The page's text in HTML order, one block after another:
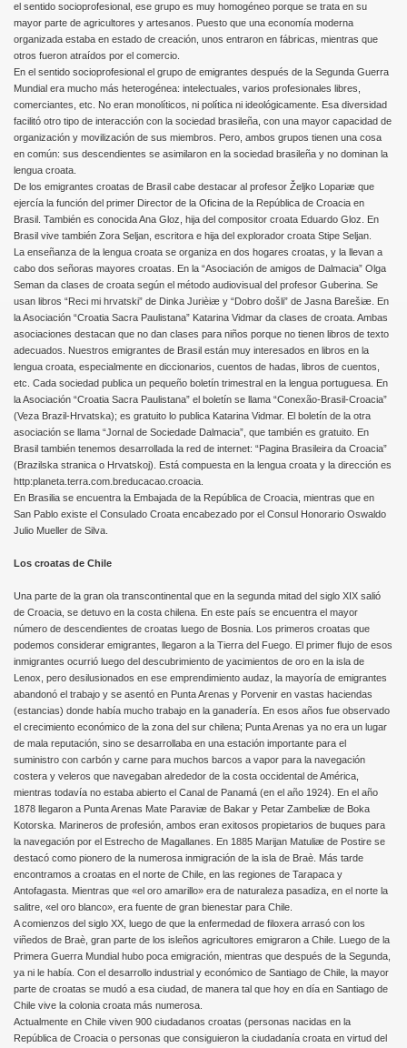
el sentido socioprofesional, ese grupo es muy homogéneo porque se trata en su
mayor parte de agricultores y artesanos. Puesto que una economía moderna
organizada estaba en estado de creación, unos entraron en fábricas, mientras que
otros fueron atraídos por el comercio.
En el sentido socioprofesional el grupo de emigrantes después de la Segunda Guerra
Mundial era mucho más heterogénea: intelectuales, varios profesionales libres,
comerciantes, etc. No eran monolíticos, ni política ni ideológicamente. Esa diversidad
facilitó otro tipo de interacción con la sociedad brasileña, con una mayor capacidad de
organización y movilización de sus miembros. Pero, ambos grupos tienen una cosa
en común: sus descendientes se asimilaron en la sociedad brasileña y no dominan la
lengua croata.
De los emigrantes croatas de Brasil cabe destacar al profesor Željko Lopariæ que
ejercía la función del primer Director de la Oficina de la República de Croacia en
Brasil. También es conocida Ana Gloz, hija del compositor croata Eduardo Gloz. En
Brasil vive también Zora Seljan, escritora e hija del explorador croata Stipe Seljan.
La enseñanza de la lengua croata se organiza en dos hogares croatas, y la llevan a
cabo dos señoras mayores croatas. En la “Asociación de amigos de Dalmacia” Olga
Seman da clases de croata según el método audiovisual del profesor Guberina. Se
usan libros “Reci mi hrvatski” de Dinka Jurièiæ y “Dobro došli” de Jasna Barešiæ. En
la Asociación “Croatia Sacra Paulistana” Katarina Vidmar da clases de croata. Ambas
asociaciones destacan que no dan clases para niños porque no tienen libros de texto
adecuados. Nuestros emigrantes de Brasil están muy interesados en libros en la
lengua croata, especialmente en diccionarios, cuentos de hadas, libros de cuentos,
etc. Cada sociedad publica un pequeño boletín trimestral en la lengua portuguesa. En
la Asociación “Croatia Sacra Paulistana” el boletín se llama “Conexão-Brasil-Croacia”
(Veza Brazil-Hrvatska); es gratuito lo publica Katarina Vidmar. El boletín de la otra
asociación se llama “Jornal de Sociedade Dalmacia”, que también es gratuito. En
Brasil también tenemos desarrollada la red de internet: “Pagina Brasileira da Croacia”
(Brazilska stranica o Hrvatskoj). Está compuesta en la lengua croata y la dirección es
http:planeta.terra.com.breducacao.croacia.
En Brasilia se encuentra la Embajada de la República de Croacia, mientras que en
San Pablo existe el Consulado Croata encabezado por el Consul Honorario Oswaldo
Julio Mueller de Silva.
Los croatas de Chile
Una parte de la gran ola transcontinental que en la segunda mitad del siglo XIX salió
de Croacia, se detuvo en la costa chilena. En este país se encuentra el mayor
número de descendientes de croatas luego de Bosnia. Los primeros croatas que
podemos considerar emigrantes, llegaron a la Tierra del Fuego. El primer flujo de esos
inmigrantes ocurrió luego del descubrimiento de yacimientos de oro en la isla de
Lenox, pero desilusionados en ese emprendimiento audaz, la mayoría de emigrantes
abandonó el trabajo y se asentó en Punta Arenas y Porvenir en vastas haciendas
(estancias) donde había mucho trabajo en la ganadería. En esos años fue observado
el crecimiento económico de la zona del sur chilena; Punta Arenas ya no era un lugar
de mala reputación, sino se desarrollaba en una estación importante para el
suministro con carbón y carne para muchos barcos a vapor para la navegación
costera y veleros que navegaban alrededor de la costa occidental de América,
mientras todavía no estaba abierto el Canal de Panamá (en el año 1924). En el año
1878 llegaron a Punta Arenas Mate Paraviæ de Bakar y Petar Zambeliæ de Boka
Kotorska. Marineros de profesión, ambos eran exitosos propietarios de buques para
la navegación por el Estrecho de Magallanes. En 1885 Marijan Matuliæ de Postire se
destacó como pionero de la numerosa inmigración de la isla de Braè. Más tarde
encontramos a croatas en el norte de Chile, en las regiones de Tarapaca y
Antofagasta. Mientras que «el oro amarillo» era de naturaleza pasadiza, en el norte la
salitre, «el oro blanco», era fuente de gran bienestar para Chile.
A comienzos del siglo XX, luego de que la enfermedad de filoxera arrasó con los
viñedos de Braè, gran parte de los isleños agricultores emigraron a Chile. Luego de la
Primera Guerra Mundial hubo poca emigración, mientras que después de la Segunda,
ya ni le había. Con el desarrollo industrial y económico de Santiago de Chile, la mayor
parte de croatas se mudó a esa ciudad, de manera tal que hoy en día en Santiago de
Chile vive la colonia croata más numerosa.
Actualmente en Chile viven 900 ciudadanos croatas (personas nacidas en la
República de Croacia o personas que consiguieron la ciudadanía croata en virtud del